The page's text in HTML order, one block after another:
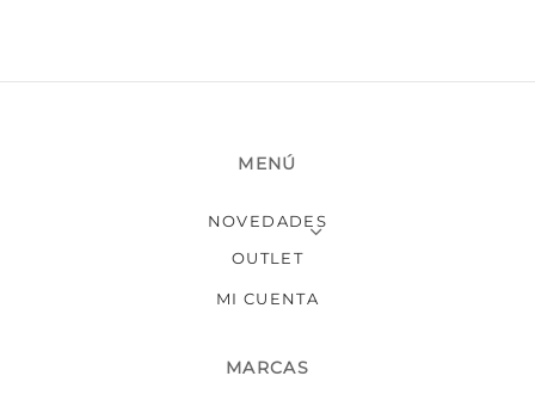
MENÚ
NOVEDADES
OUTLET
MI CUENTA
MARCAS